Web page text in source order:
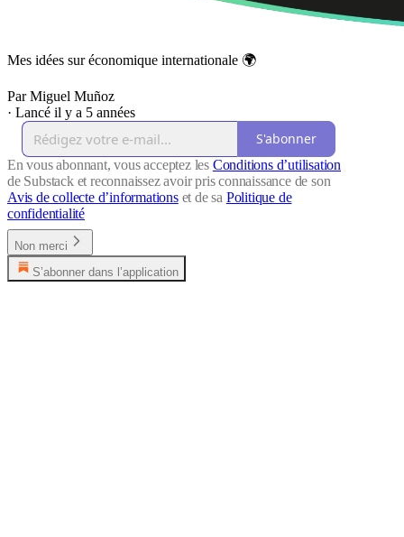
Mes idées sur économique internationale 🌍
Par Miguel Muñoz
· Lancé il y a 5 années
S'abonner
En vous abonnant, vous acceptez les Conditions d’utilisation
de Substack et reconnaissez avoir pris connaissance de son
Avis de collecte d’informationset de sa Politique de
confidentialité
Non merci
S’abonner dans l’application